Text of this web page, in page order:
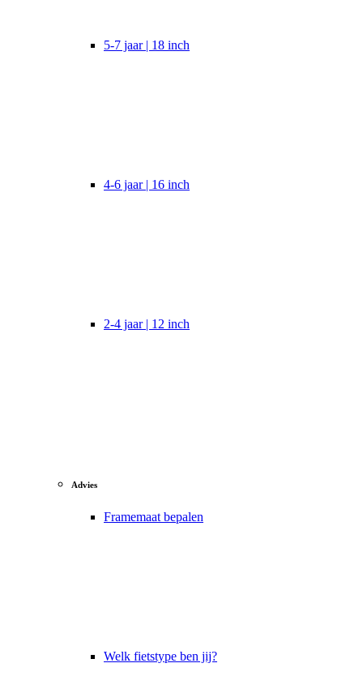
5-7 jaar | 18 inch
4-6 jaar | 16 inch
2-4 jaar | 12 inch
Advies
Framemaat bepalen
Welk fietstype ben jij?